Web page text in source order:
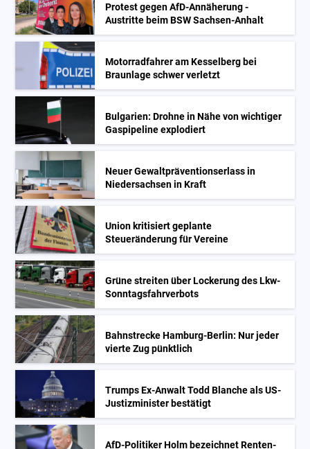
Protest gegen AfD-Annäherung -
Austritte beim BSW Sachsen-Anhalt
Motorradfahrer am Kesselberg bei
Braunlage schwer verletzt
Bulgarien: Drohne in Nähe von wichtiger
Gaspipeline explodiert
Neuer Gewaltpräventionserlass in
Niedersachsen in Kraft
Union kritisiert geplante
Steueränderung für Vereine
Grüne streiten über Lockerung des Lkw-
Sonntagsfahrverbots
Bahnstrecke Hamburg-Berlin: Nur jeder
vierte Zug pünktlich
Trumps Ex-Anwalt Todd Blanche als US-
Justizminister bestätigt
AfD-Politiker Holm bezeichnet Renten-